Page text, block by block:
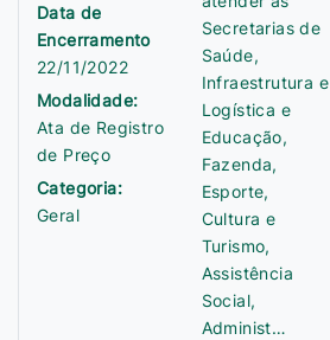
Data de
Encerramento
22/11/2022
Modalidade:
Ata de Registro
de Preço
Categoria:
Geral
Secretarias de
Saúde,
Infraestrutura e
Logística e
Educação,
Fazenda,
Esporte,
Cultura e
Turismo,
Assistência
Social,
Administ…